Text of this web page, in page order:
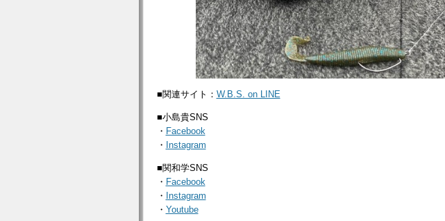
■関連サイト： W.B.S. on LINE
■小島貴SNS
・ Facebook
・ Instagram
■関和学SNS
・ Facebook
・ Instagram
・ Youtube